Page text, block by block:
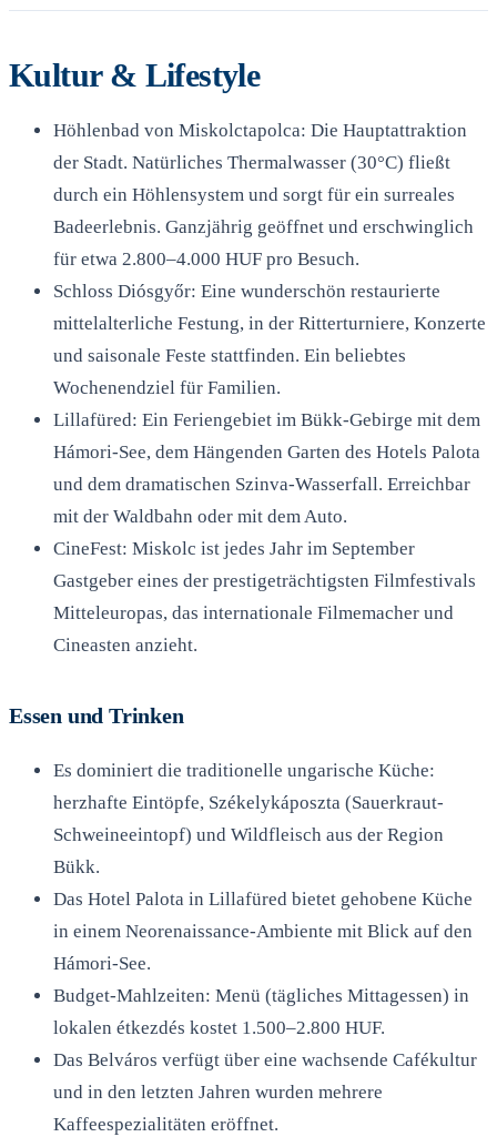
Kultur & Lifestyle
Höhlenbad von Miskolctapolca: Die Hauptattraktion
der Stadt. Natürliches Thermalwasser (30°C) fließt
durch ein Höhlensystem und sorgt für ein surreales
Badeerlebnis. Ganzjährig geöffnet und erschwinglich
für etwa 2.800–4.000 HUF pro Besuch.
Schloss Diósgyőr: Eine wunderschön restaurierte
mittelalterliche Festung, in der Ritterturniere, Konzerte
und saisonale Feste stattfinden. Ein beliebtes
Wochenendziel für Familien.
Lillafüred: Ein Feriengebiet im Bükk-Gebirge mit dem
Hámori-See, dem Hängenden Garten des Hotels Palota
und dem dramatischen Szinva-Wasserfall. Erreichbar
mit der Waldbahn oder mit dem Auto.
CineFest: Miskolc ist jedes Jahr im September
Gastgeber eines der prestigeträchtigsten Filmfestivals
Mitteleuropas, das internationale Filmemacher und
Cineasten anzieht.
Essen und Trinken
Es dominiert die traditionelle ungarische Küche:
herzhafte Eintöpfe, Székelykáposzta (Sauerkraut-
Schweineeintopf) und Wildfleisch aus der Region
Bükk.
Das Hotel Palota in Lillafüred bietet gehobene Küche
in einem Neorenaissance-Ambiente mit Blick auf den
Hámori-See.
Budget-Mahlzeiten: Menü (tägliches Mittagessen) in
lokalen étkezdés kostet 1.500–2.800 HUF.
Das Belváros verfügt über eine wachsende Cafékultur
und in den letzten Jahren wurden mehrere
Kaffeespezialitäten eröffnet.